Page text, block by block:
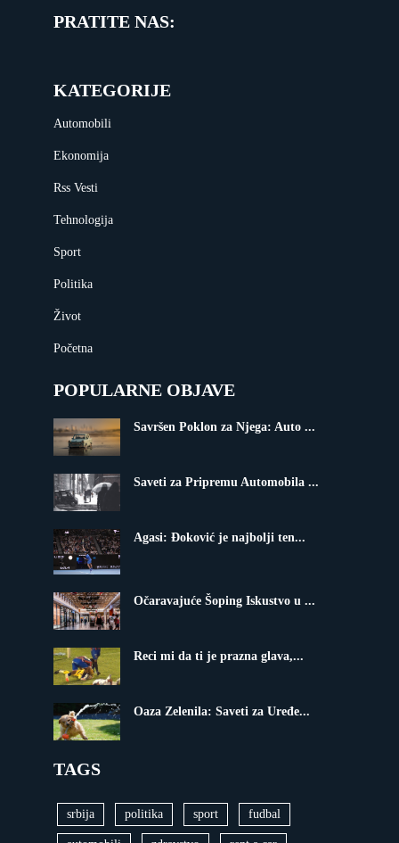
PRATITE NAS:
KATEGORIJE
Automobili
Ekonomija
Rss Vesti
Tehnologija
Sport
Politika
Život
Početna
POPULARNE OBJAVE
Savršen Poklon za Njega: Auto ...
Saveti za Pripremu Automobila ...
Agasi: Đoković je najbolji ten...
Očaravajuće Šoping Iskustvo u ...
Reci mi da ti je prazna glava,...
Oaza Zelenila: Saveti za Uređe...
TAGS
srbija politika sport fudbal